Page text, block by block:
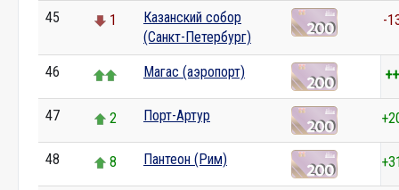
45 1
Казанский собор
(Санкт-Петербург)
-
46 Магас (аэропорт) ++
47 2 Порт-Артур
48 8 Пантеон (Рим)